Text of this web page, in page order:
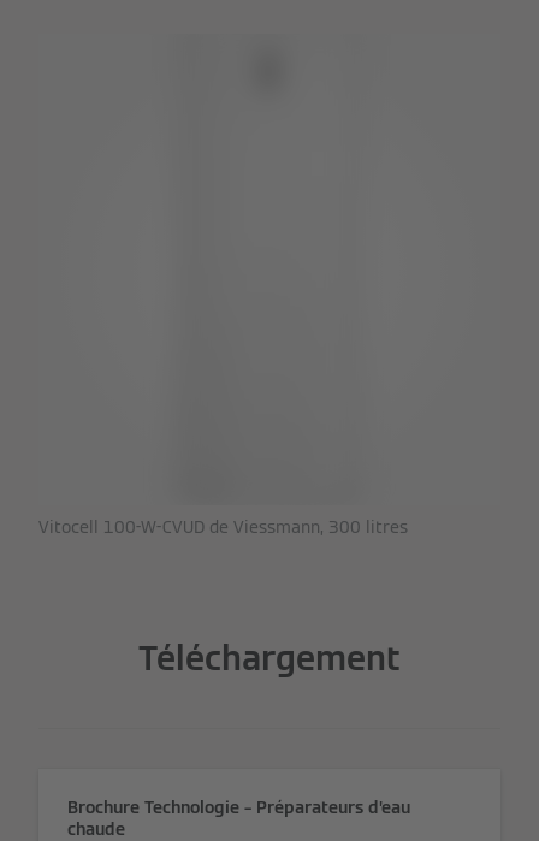
Vitocell 100-W-CVUD de Viessmann, 300 litres
Téléchargement
Brochure Technologie – Préparateurs d’eau
chaude